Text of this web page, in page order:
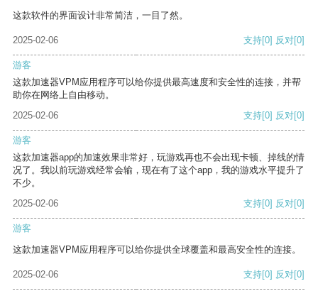
这款软件的界面设计非常简洁，一目了然。
2025-02-06 支持[0] 反对[0]
游客
这款加速器VPM应用程序可以给你提供最高速度和安全性的连接，并帮
助你在网络上自由移动。
2025-02-06
支持[0] 反对[0]
游客
这款加速器app的加速效果非常好，玩游戏再也不会出现卡顿、掉线的情
况了。我以前玩游戏经常会输，现在有了这个app，我的游戏水平提升了
不少。
2025-02-06
支持[0] 反对[0]
游客
这款加速器VPM应用程序可以给你提供全球覆盖和最高安全性的连接。
2025-02-06 支持[0] 反对[0]